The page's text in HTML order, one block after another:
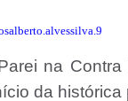
na
da histórica